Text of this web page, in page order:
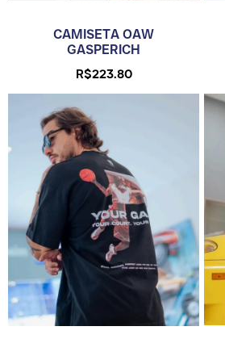
CAMISETA OAW
GASPERICH
R$223.80